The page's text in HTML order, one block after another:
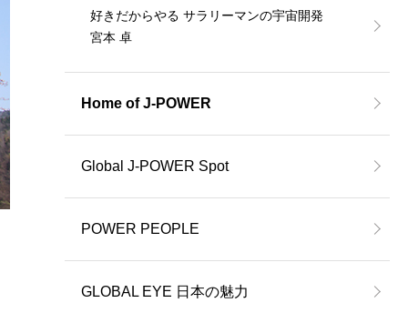
好きだからやる サラリーマンの宇宙開発
宮本 卓
Home of J-POWER
Global J-POWER Spot
POWER PEOPLE
GLOBAL EYE 日本の魅力